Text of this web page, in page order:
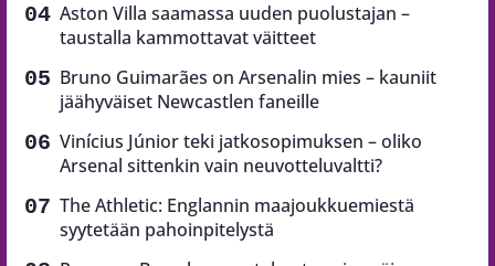
Aston Villa saamassa uuden puolustajan –
taustalla kammottavat väitteet
Bruno Guimarães on Arsenalin mies – kauniit
jäähyväiset Newcastlen faneille
Vinícius Júnior teki jatkosopimuksen – oliko
Arsenal sittenkin vain neuvotteluvaltti?
The Athletic: Englannin maajoukkuemiestä
syytetään pahoinpitelystä